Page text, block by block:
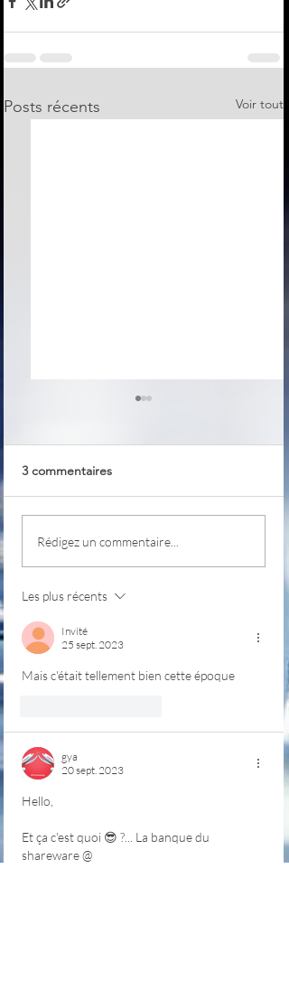
Posts récents Voir tout
3 commentaires
Rédigez un commentaire...
Les plus récents
Invité
25 sept. 2023
Mais c'était tellement bien cette époque
gya
20 sept. 2023
Hello,
Et ça c'est quoi 😎 ?... La banque du
shareware @